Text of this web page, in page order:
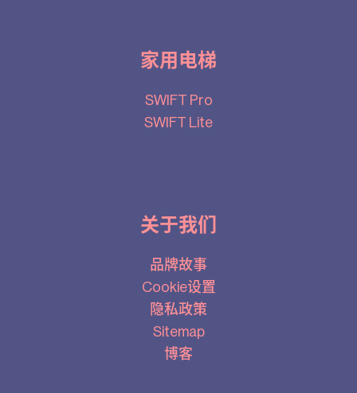
家用电梯
SWIFT Pro
SWIFT Lite
关于我们
品牌故事
Cookie设置
隐私政策
Sitemap
博客